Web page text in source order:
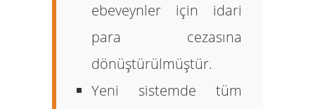
ebeveynler için idari
para cezasına
dönüştürülmüştür.
Yeni sistemde tüm